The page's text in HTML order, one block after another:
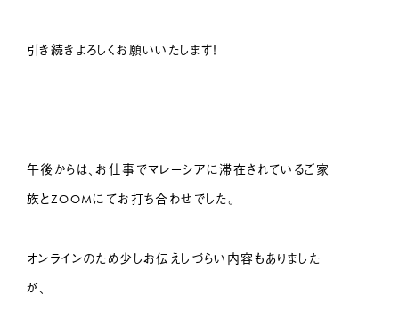
引き続きよろしくお願いいたします！
午後からは、お仕事でマレーシアに滞在されているご家
族とZOOMにてお打ち合わせでした。
オンラインのため少しお伝えしづらい内容もありました
が、